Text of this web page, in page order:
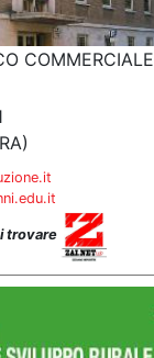
COMMERCIALE
trovare